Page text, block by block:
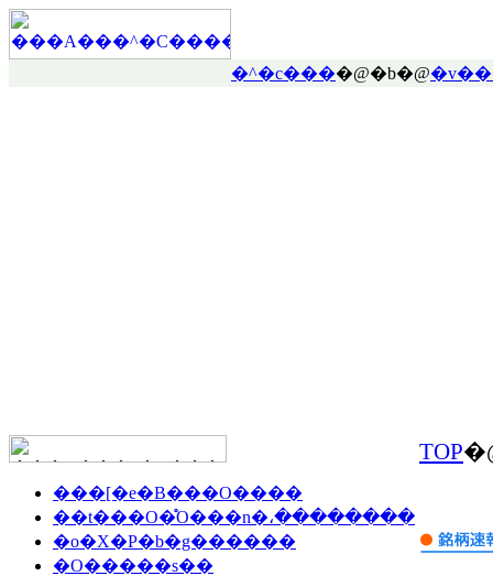
�^�c����@�b�@
���[�e�B���O����
��t���O�̊O���n�،��������
�o�X�P�b�g������
�O�����s��
TOP